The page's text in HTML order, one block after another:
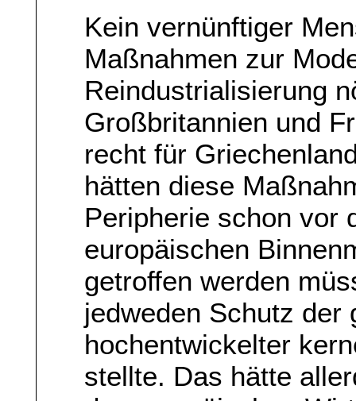
Kein vernünftiger
Maßnahmen zur
Reindustrialisierung
Großbritannien und
recht für
hätten diese
Peripherie schon vor
europäischen
getroffen werden
jedweden Schutz der
hochentwickelter
stellte. Das hätte